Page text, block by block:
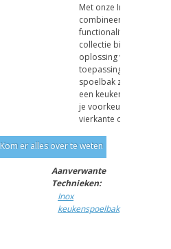
Met onze Inox
combineer je stijl en
functionalitei
collectie biedt de
oplossing voor elke
toepassing. Of je nu
spoelbak zoekt voor
een keuken, bijkeuken
je voorkeur naar een
vierkante of ...
Kom er alles over te weten
Aanverwante
Technieken:
Inox
keukenspoelbak